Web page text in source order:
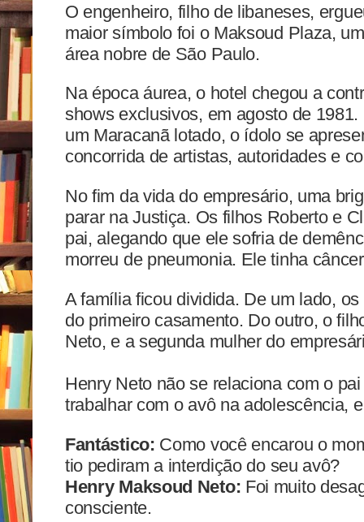
O engenheiro, filho de libaneses,
maior símbolo foi o Maksoud Plaza,
área nobre de São Paulo.
Na época áurea, o hotel chegou a
shows exclusivos, em agosto de
um Maracanã lotado, o ídolo se
concorrida de artistas, autoridades e
No fim da vida do empresário, uma
parar na Justiça. Os filhos Roberto e
pai, alegando que ele sofria de
morreu de pneumonia. Ele tinha
A família ficou dividida. De um lado,
do primeiro casamento. Do outro, o
Neto, e a segunda mulher do
Henry Neto não se relaciona com o
trabalhar com o avô na adolescência,
Fantástico: Como você encarou o
tio pediram a interdição do seu avô?
Henry Maksoud Neto: Foi muito
consciente.